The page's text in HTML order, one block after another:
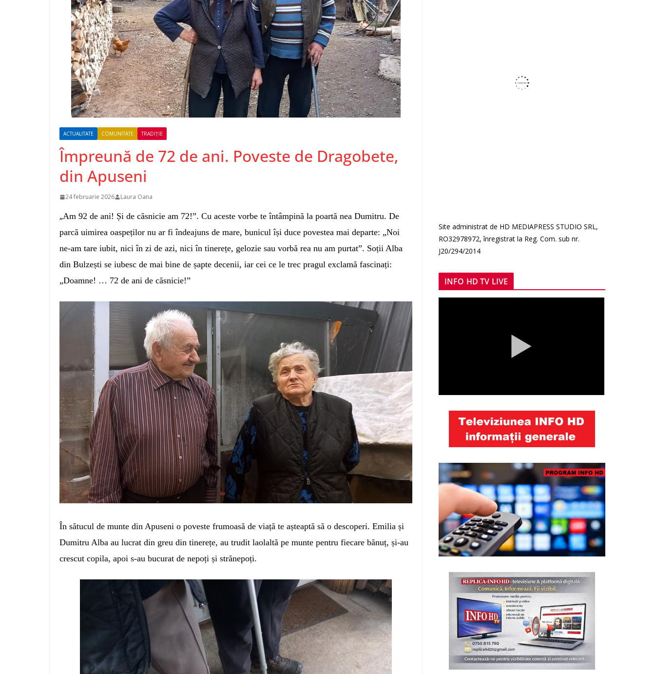
ACTUALITATE COMUNITATE TRADIȚIE
Împreună de 72 de ani. Poveste de Dragobete,
din Apuseni
24 februarie 2026 Laura Oana
„Am 92 de ani! Și de căsnicie am 72!”. Cu aceste vorbe te întâmpină la poartă nea Dumitru. De
parcă uimirea oaspeților nu ar fi îndeajuns de mare, bunicul își duce povestea mai departe: „Noi
ne-am tare iubit, nici în zi de azi, nici în tinerețe, gelozie sau vorbă rea nu am purtat”. Soții Alba
din Bulzești se iubesc de mai bine de șapte decenii, iar cei ce le trec pragul exclamă fascinați:
„Doamne! … 72 de ani de căsnicie!”
În sătucul de munte din Apuseni o poveste frumoasă de viață te așteaptă să o descoperi. Emilia și
Dumitru Alba au lucrat din greu din tinerețe, au trudit laolaltă pe munte pentru fiecare bănuț, și-au
crescut copila, apoi s-au bucurat de nepoți și strănepoți.
Site administrat de HD MEDIAPRESS STUDIO SRL,
RO32978972, înregistrat la Reg. Com. sub nr.
J20/294/2014
INFO HD TV LIVE